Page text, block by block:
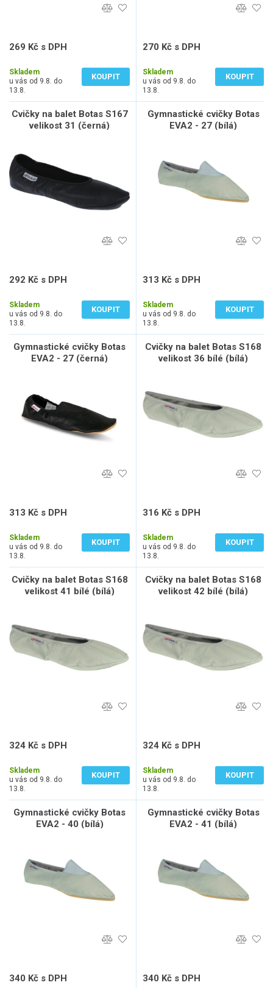
269 Kč s DPH
Skladem
u vás od 9.8. do
13.8.
KOUPIT
270 Kč s DPH
Skladem
u vás od 9.8. do
13.8.
KOUPIT
Cvičky na balet Botas S167
velikost 31 (černá)
292 Kč s DPH
Skladem
u vás od 9.8. do
13.8.
KOUPIT
Gymnastické cvičky Botas
EVA2 - 27 (bílá)
313 Kč s DPH
Skladem
u vás od 9.8. do
13.8.
KOUPIT
Gymnastické cvičky Botas
EVA2 - 27 (černá)
313 Kč s DPH
Skladem
u vás od 9.8. do
13.8.
KOUPIT
Cvičky na balet Botas S168
velikost 36 bílé (bílá)
316 Kč s DPH
Skladem
u vás od 9.8. do
13.8.
KOUPIT
Cvičky na balet Botas S168
velikost 41 bílé (bílá)
324 Kč s DPH
Skladem
u vás od 9.8. do
13.8.
KOUPIT
Cvičky na balet Botas S168
velikost 42 bílé (bílá)
324 Kč s DPH
Skladem
u vás od 9.8. do
13.8.
KOUPIT
Gymnastické cvičky Botas
EVA2 - 40 (bílá)
340 Kč s DPH
Gymnastické cvičky Botas
EVA2 - 41 (bílá)
340 Kč s DPH